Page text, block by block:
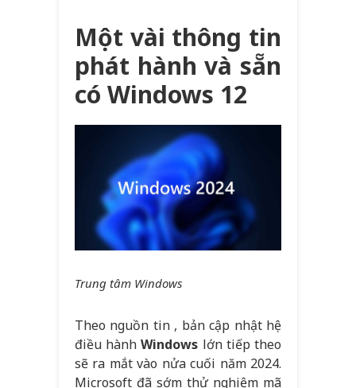
Một vài thông tin
phát hành và sẵn
có Windows 12
Trung tâm Windows
Theo nguồn tin , bản cập nhật hệ
điều hành Windows lớn tiếp theo
sẽ ra mắt vào nửa cuối năm 2024.
Microsoft đã sớm thử nghiệm mã